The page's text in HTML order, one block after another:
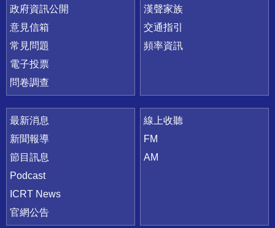
政府資訊公開
意見信箱
常見問題
電子投票
問卷調查
漢聲家族
交通指引
頻率資訊
最新消息
新聞報導
節目訊息
Podcast
ICRT News
官網公告
線上收聽
FM
AM